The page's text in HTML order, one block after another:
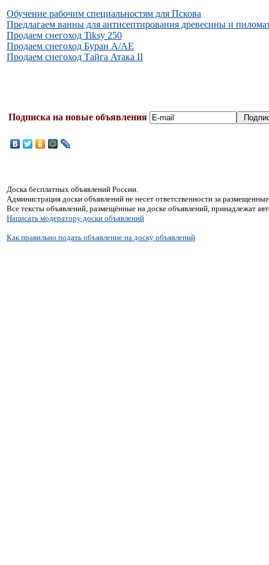
Обучение рабочим специальностям для Пскова
Предлагаем ванны для антисептирования древесины и
Продаем cнегоход Tiksy 250
Продаем cнегоход Буран А/АЕ
Продаем cнегоход Тайга Атака II
Подписка на новые объявления
Доска бесплатных объявлений России.
Администрация доски объявлений не несет ответственности за
Все тексты объявлений, размещённые на доске объявлений, принадлежат
Написать модератору доски объявлений
Как правильно подать объявление на доску объявлений